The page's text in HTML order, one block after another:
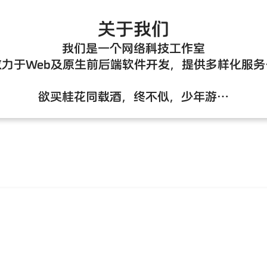
关于我们
我们是一个网络科技工作室
于Web及原生前后端软件开发，提供多样化服
欲买桂花同载酒，终不似，少年游…